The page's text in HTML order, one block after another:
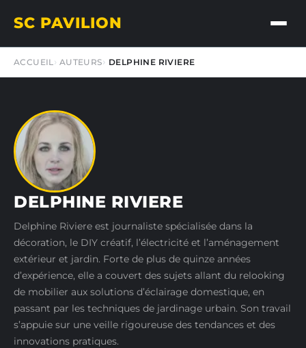
SC PAVILION
ACCUEIL AUTEURS DELPHINE RIVIERE
DELPHINE RIVIERE
Delphine Riviere est journaliste spécialisée dans la
décoration, le DIY créatif, l’électricité et l’aménagement
extérieur et jardin. Forte de plus de quinze années
d’expérience, elle a couvert des sujets allant du relooking
de mobilier aux solutions d’éclairage domestique, en
passant par les techniques de jardinage urbain. Son travail
s’appuie sur une veille rigoureuse des tendances et des
innovations pratiques.